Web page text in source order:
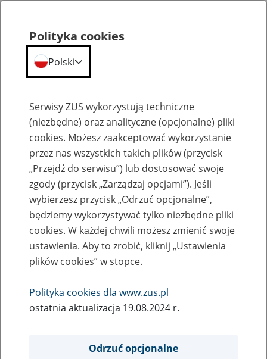
Komunikaty
Ograniczenia w dostępności usług
przyjmowania dokumentów
zgłoszeniowych i rozliczeniowych dla
programu Płatnik
Polityka cookies
Polski
Serwisy ZUS wykorzystują techniczne
(niezbędne) oraz analityczne (opcjonalne) pliki
cookies. Możesz zaakceptować wykorzystanie
przez nas wszystkich takich plików (przycisk
„Przejdź do serwisu”) lub dostosować swoje
zgody (przycisk „Zarządzaj opcjami”). Jeśli
wybierzesz przycisk „Odrzuć opcjonalne”,
będziemy wykorzystywać tylko niezbędne pliki
cookies. W każdej chwili możesz zmienić swoje
ustawienia. Aby to zrobić, kliknij „Ustawienia
plików cookies” w stopce.
Polityka cookies dla www.zus.pl
ostatnia aktualizacja 19.08.2024 r.
Odrzuć opcjonalne